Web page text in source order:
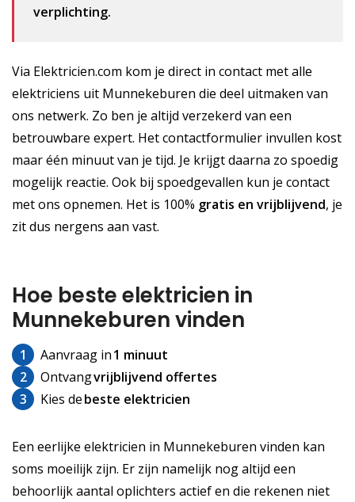
verplichting.
Via Elektricien.com kom je direct in contact met alle
elektriciens uit Munnekeburen die deel uitmaken van
ons netwerk. Zo ben je altijd verzekerd van een
betrouwbare expert. Het contactformulier invullen kost
maar één minuut van je tijd. Je krijgt daarna zo spoedig
mogelijk reactie. Ook bij spoedgevallen kun je contact
met ons opnemen. Het is 100% gratis en vrijblijvend, je
zit dus nergens aan vast.
Hoe beste elektricien in
Munnekeburen vinden
1 Aanvraag in1 minuut
2
Ontvangvrijblijvend offertes
3
Kies debeste elektricien
Een eerlijke elektricien in Munnekeburen vinden kan
soms moeilijk zijn. Er zijn namelijk nog altijd een
behoorlijk aantal oplichters actief en die rekenen niet